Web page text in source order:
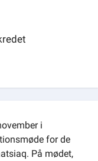
i
for de
På mødet,